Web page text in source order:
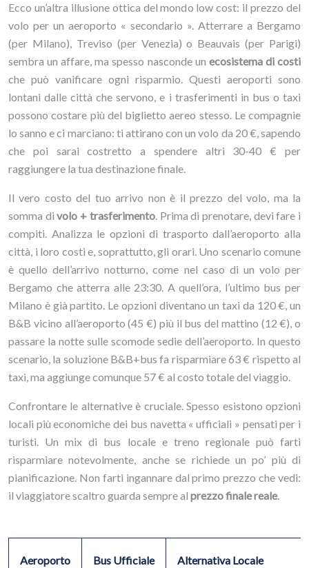
Ecco un’altra illusione ottica del mondo low cost: il prezzo del
volo per un aeroporto « secondario ». Atterrare a Bergamo
(per Milano), Treviso (per Venezia) o Beauvais (per Parigi)
sembra un affare, ma spesso nasconde un ecosistema di costi
che può vanificare ogni risparmio. Questi aeroporti sono
lontani dalle città che servono, e i trasferimenti in bus o taxi
possono costare più del biglietto aereo stesso. Le compagnie
lo sanno e ci marciano: ti attirano con un volo da 20 €, sapendo
che poi sarai costretto a spendere altri 30-40 € per
raggiungere la tua destinazione finale.
Il vero costo del tuo arrivo non è il prezzo del volo, ma la
somma divolo + trasferimento. Prima di prenotare, devi fare i
compiti. Analizza le opzioni di trasporto dall’aeroporto alla
città, i loro costi e, soprattutto, gli orari. Uno scenario comune
è quello dell’arrivo notturno, come nel caso di un volo per
Bergamo che atterra alle 23:30. A quell’ora, l’ultimo bus per
Milano è già partito. Le opzioni diventano un taxi da 120 €, un
B&B vicino all’aeroporto (45 €) più il bus del mattino (12 €), o
passare la notte sulle scomode sedie dell’aeroporto. In questo
scenario, la soluzione B&B+bus fa risparmiare 63 € rispetto al
taxi, ma aggiunge comunque 57 € al costo totale del viaggio.
Confrontare le alternative è cruciale. Spesso esistono opzioni
locali più economiche dei bus navetta « ufficiali » pensati per i
turisti. Un mix di bus locale e treno regionale può farti
risparmiare notevolmente, anche se richiede un po’ più di
pianificazione. Non farti ingannare dal primo prezzo che vedi:
il viaggiatore scaltro guarda sempre al prezzo finale reale.
Aeroporto Bus Ufficiale Alternativa Locale